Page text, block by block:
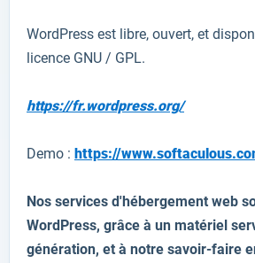
WordPress est libre, ouvert, et
licence GNU / GPL.
https://fr.wordpress.org/
Demo : https://
Nos services d'hébergement web
WordPress, grâce à un matériel
génération, et à notre savoir-faire